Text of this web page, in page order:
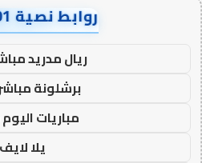
روابط نصية AA32801
ريال مدريد
برشلونة
مباريات
يلا لايف